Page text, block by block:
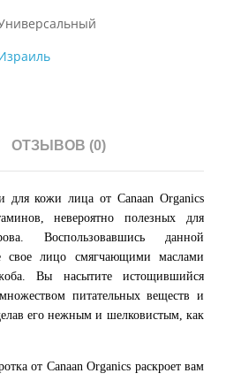
ОТЗЫВОВ (0)
для кожи лица от Canaan Organics
невероятно полезных для
Воспользовавшись данной
свое лицо смягчающими маслами
Вы насытите истощившийся
питательных веществ и
его нежным и шелковистым, как
от Canaan Organics раскроет вам